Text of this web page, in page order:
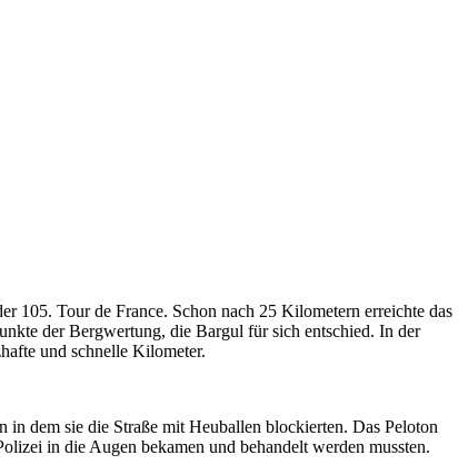
105. Tour de France. Schon nach 25 Kilometern erreichte das
der Bergwertung, die Bargul für sich entschied. In der
und schnelle Kilometer.
dem sie die Straße mit Heuballen blockierten. Das Peloton
in die Augen bekamen und behandelt werden mussten.